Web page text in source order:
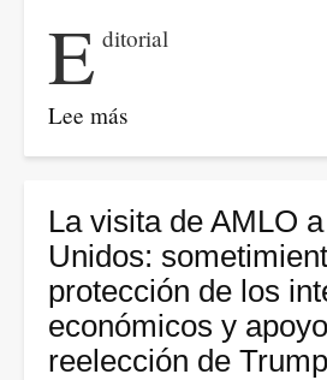
E ditorial
Lee más
Unidos?
La visita de AMLO
Unidos:
protección de los
económicos y
reelección de Trump